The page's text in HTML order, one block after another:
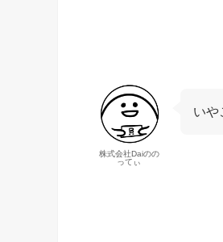
株式会社Daiのの
ってぃ
いや